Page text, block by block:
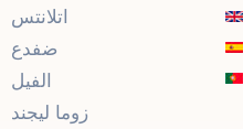
اتلانتس
ضفدع
الفيل
زوما ليجند